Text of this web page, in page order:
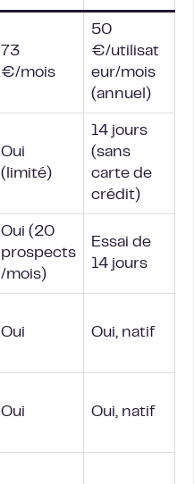
73
€/mois
50
€/utilisat
eur/mois
(annuel)
Oui
(limité)
14 jours
(sans
carte de
crédit)
Oui (20
prospects
/mois)
Essai de
14 jours
Oui Oui, natif
Oui Oui, natif